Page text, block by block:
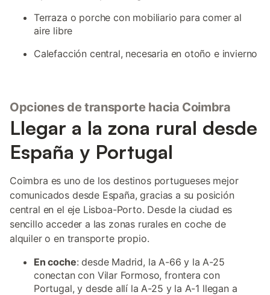
Terraza o porche con mobiliario para comer al
aire libre
Calefacción central, necesaria en otoño e invierno
Opciones de transporte hacia Coimbra
Llegar a la zona rural desde
España y Portugal
Coimbra es uno de los destinos portugueses mejor
comunicados desde España, gracias a su posición
central en el eje Lisboa-Porto. Desde la ciudad es
sencillo acceder a las zonas rurales en coche de
alquiler o en transporte propio.
En coche: desde Madrid, la A-66 y la A-25
conectan con Vilar Formoso, frontera con
Portugal, y desde allí la A-25 y la A-1 llegan a